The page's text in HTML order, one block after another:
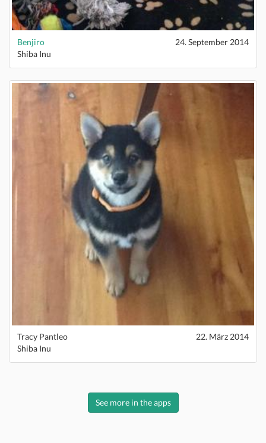
Benjiro
24. September 2014
Shiba Inu
Tracy Pantleo
22. März 2014
Shiba Inu
See more in the apps